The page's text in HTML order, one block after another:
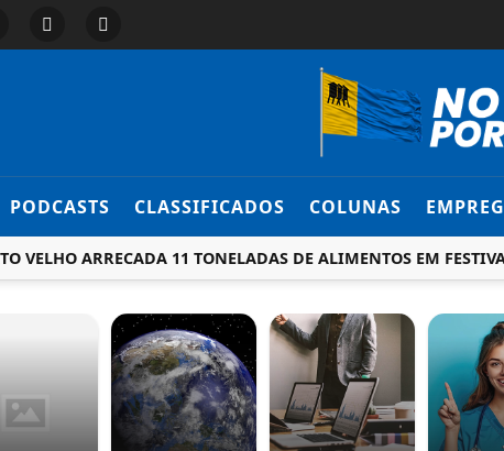
PODCASTS CLASSIFICADOS COLUNAS
ARRECADA 11 TONELADAS DE ALIMENTOS EM FESTIVAL